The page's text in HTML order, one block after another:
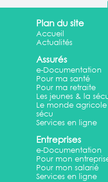
Plan du site
Accueil
Actualités
Assurés
e-Documentation
Pour ma santé
Pour ma retraite
Les jeunes & la
Le monde
sécu
Services en ligne
Entreprises
e-Documentation
Pour mon
Pour mon salarié
Services en ligne